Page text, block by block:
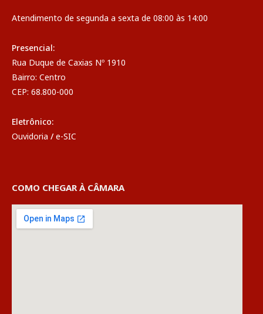
Atendimento de segunda a sexta de 08:00 às 14:00
Presencial:
Rua Duque de Caxias Nº 1910
Bairro: Centro
CEP: 68.800-000
Eletrônico:
Ouvidoria / e-SIC
COMO CHEGAR À CÂMARA